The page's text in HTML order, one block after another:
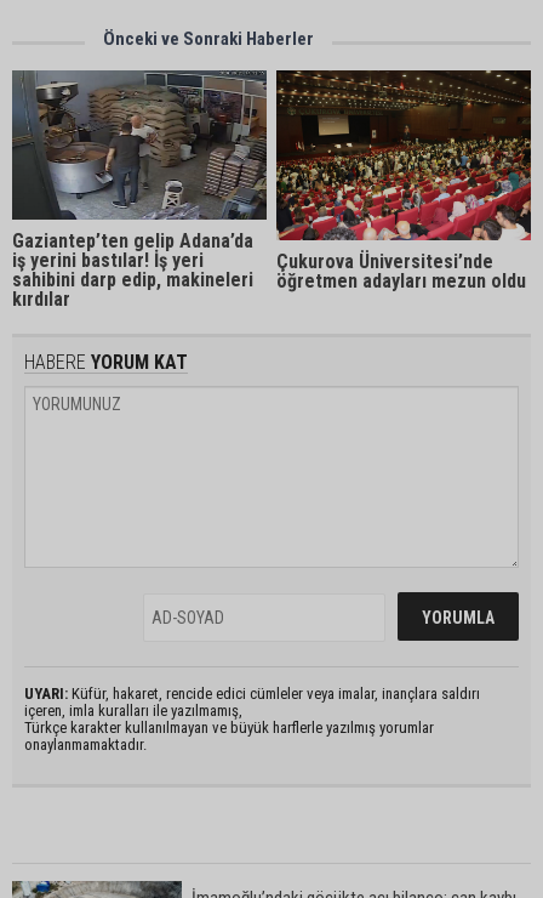
Önceki ve Sonraki Haberler
Gaziantep’ten gelip Adana’da
iş yerini bastılar! İş yeri
sahibini darp edip, makineleri
kırdılar
Çukurova Üniversitesi’nde
öğretmen adayları mezun oldu
HABERE YORUM KAT
UYARI: Küfür, hakaret, rencide edici cümleler veya imalar, inançlara saldırı
içeren, imla kuralları ile yazılmamış,
Türkçe karakter kullanılmayan ve büyük harflerle yazılmış yorumlar
onaylanmamaktadır.